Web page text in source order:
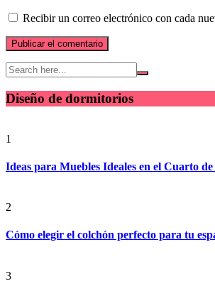
Recibir un correo electrónico con cada
Diseño de dormitorios
1
Ideas para Muebles Ideales en el Cuarto
2
Cómo elegir el colchón perfecto para tu
3